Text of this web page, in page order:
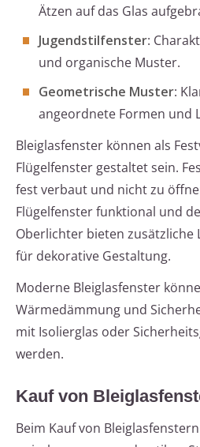
Ätzen auf das Glas
Jugendstilfenster:
und organische Muster.
Geometrische Muster:
angeordnete Formen und
Bleiglasfenster können als
Flügelfenster gestaltet sein.
fest verbaut und nicht zu
Flügelfenster funktional und
Oberlichter bieten zusätzliche
für dekorative Gestaltung.
Moderne Bleiglasfenster
Wärmedämmung und
mit Isolierglas oder
werden.
Kauf von
Beim Kauf von